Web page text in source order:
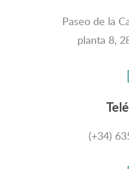
Paseo de la
planta 8,
(+34)